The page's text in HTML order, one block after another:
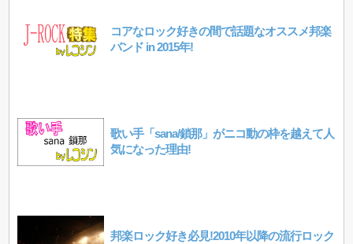
コアなロック好きの間で話題なオススメ邦楽
バンド in 2015年!
歌い手「sana/鎖那」がニコ動の枠を越えて人
気になった理由!
邦楽ロック好き必見!2010年以降の流行ロック